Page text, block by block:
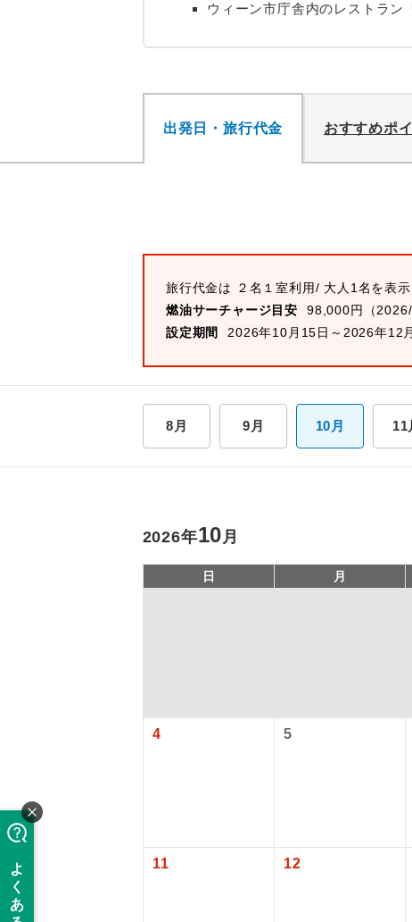
ウィーン市庁舎内のレストラ
出発日・旅行代金 おすすめポ
旅行代金は ２名１室利用/ 大人1名を表
燃油サーチャージ目安
98,000円（2026/
設定期間
2026年10月15日～2026年12
8月 9月 10月 11
2026年10 月
日 月
4 5
11 12
【日本国内空港
このツアーは
アイコ